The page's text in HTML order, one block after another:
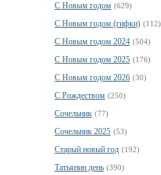
С Новым годом (629)
С Новым годом (гифки) (112)
С Новым годом 2024 (504)
С Новым годом 2025 (176)
С Новым годом 2026 (30)
С Рождеством (250)
Сочельник (77)
Сочельник 2025 (53)
Старый новый год (192)
Татьянин день (390)